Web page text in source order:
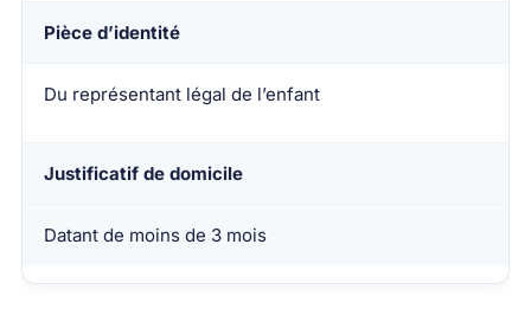
Pièce d’identité
Du représentant légal de l’enfant
Justificatif de domicile
Datant de moins de 3 mois